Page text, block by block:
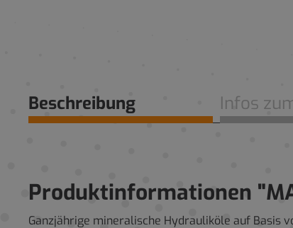
Beschreibung Infos
Produktinformationen
Ganzjährige mineralische Hydrauliköle auf Basis